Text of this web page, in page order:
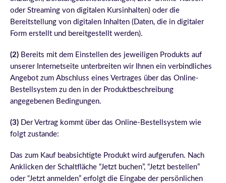
oder Streaming von digitalen Kursinhalten) oder die
Bereitstellung von digitalen Inhalten (Daten, die in digitaler
Form erstellt und bereitgestellt werden).
(2) Bereits mit dem Einstellen des jeweiligen Produkts auf
unserer Internetseite unterbreiten wir Ihnen ein verbindliches
Angebot zum Abschluss eines Vertrages über das Online-
Bestellsystem zu den in der Produktbeschreibung
angegebenen Bedingungen.
(3) Der Vertrag kommt über das Online-Bestellsystem wie
folgt zustande:
Das zum Kauf beabsichtigte Produkt wird aufgerufen. Nach
Anklicken der Schaltfläche “Jetzt buchen”, “Jetzt bestellen”
oder “Jetzt anmelden” erfolgt die Eingabe der persönlichen